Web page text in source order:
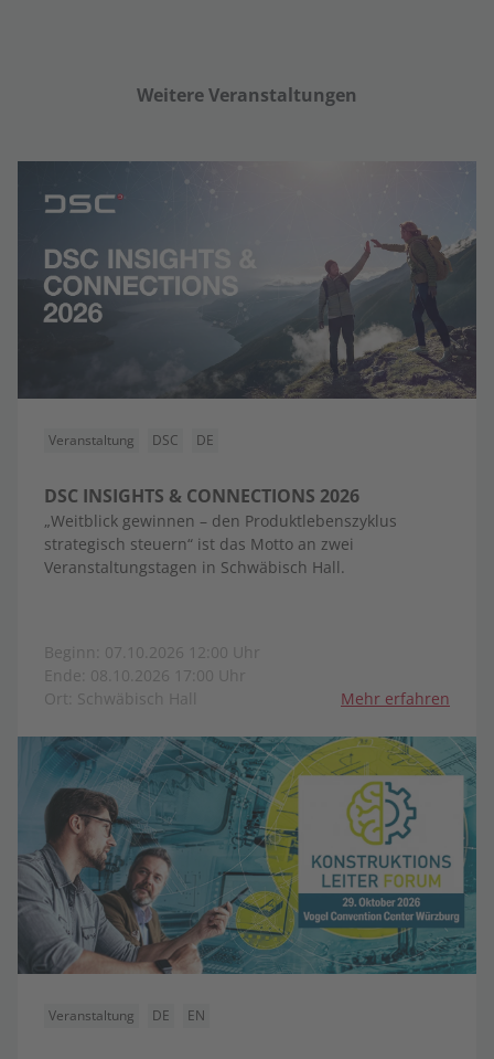
Weitere Veranstaltungen
Veranstaltung DSC DE
DSC INSIGHTS & CONNECTIONS 2026
„Weitblick gewinnen – den Produktlebenszyklus
strategisch steuern“ ist das Motto an zwei
Veranstaltungstagen in Schwäbisch Hall.
Beginn: 07.10.2026 12:00 Uhr
Ende: 08.10.2026 17:00 Uhr
Ort: Schwäbisch Hall
Mehr erfahren
Veranstaltung DE EN